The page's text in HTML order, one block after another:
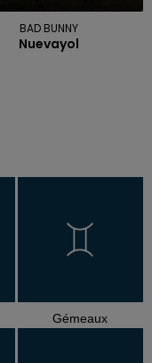
BAD BUNNY
Nuevayol
Gémeaux